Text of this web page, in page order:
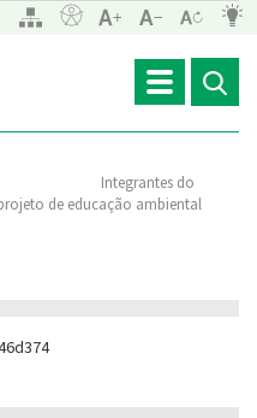
Toggle
navigation
Integrantes do
de educação ambiental